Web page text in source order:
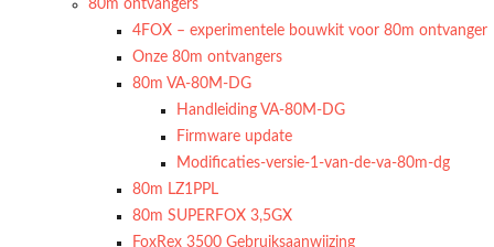
80m ontvangers
4FOX – experimentele bouwkit voor 80m ontvanger
Onze 80m ontvangers
80m VA-80M-DG
Handleiding VA-80M-DG
Firmware update
Modificaties-versie-1-van-de-va-80m-dg
80m LZ1PPL
80m SUPERFOX 3,5GX
FoxRex 3500 Gebruiksaanwijzing